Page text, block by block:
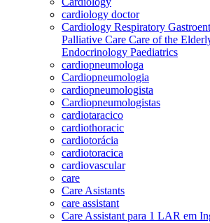
cardiology doctor
Cardiology Respiratory
Palliative Care Care of the
Endocrinology Paediatrics
cardiopneumologa
Cardiopneumologia
cardiopneumologista
Cardiopneumologistas
cardiotaracico
cardiothoracic
cardiotorácia
cardiotoracica
cardiovascular
care
Care Asistants
care assistant
Care Assistant para 1 LAR em